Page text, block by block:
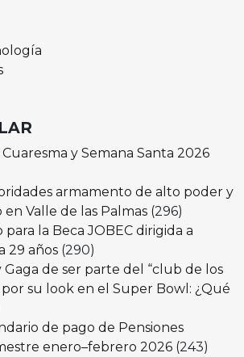
y Semana Santa 2026
armamento de alto poder y
Valle de las Palmas (296)
la Beca JOBEC dirigida a
29 años (290)
Gaga de ser parte del “club de los
por su look en el Super Bowl: ¿Qué
de pago de Pensiones
enero–febrero 2026 (243)